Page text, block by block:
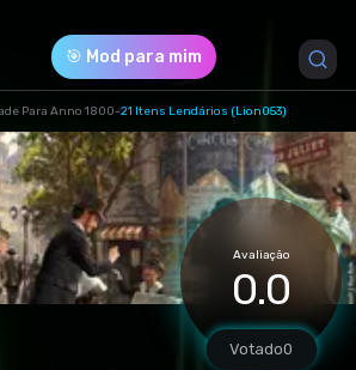
🎯 Mod para mim
Para Anno 1800-21 Itens Lendários (Lion053)
Avaliação
0.0
Votado0
Mb)